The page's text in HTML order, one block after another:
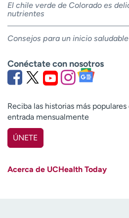
El chile verde de Colorado es
nutrientes
Consejos para un inicio
Conéctate con nosotros
Reciba las historias más
entrada mensualmente
ÚNETE
Acerca de UCHealth Today